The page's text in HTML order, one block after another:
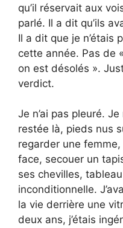
qu’il réservait aux
parlé. Il a dit qu’ils
Il a dit que je n’étais
cette année. Pas de
on est désolés ».
verdict.
Je n’ai pas pleuré.
restée là, pieds nus
regarder une femme,
face, secouer un
ses chevilles,
inconditionnelle.
la vie derrière une
deux ans, j’étais